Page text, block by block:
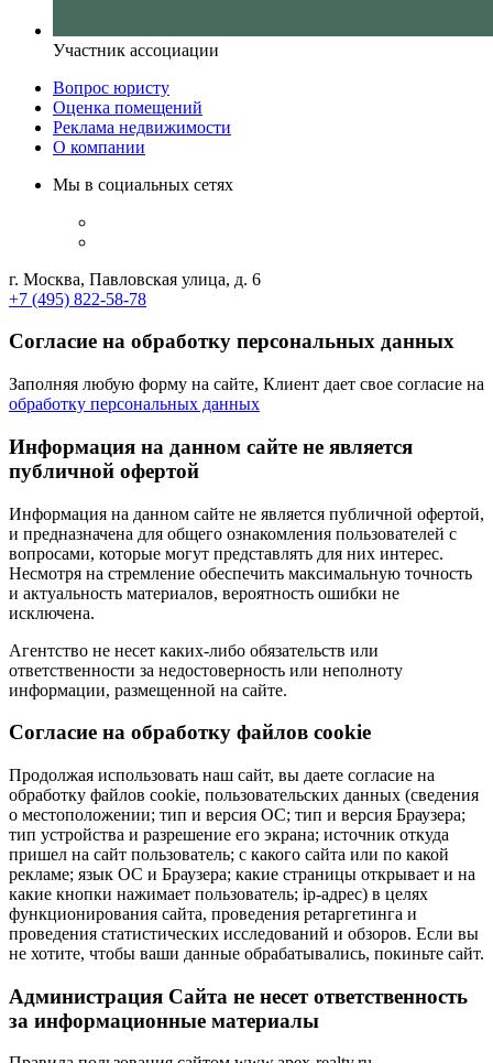
Участник ассоциации
Вопрос юристу
Оценка помещений
Реклама недвижимости
О компании
Мы в социальных сетях
г. Москва, Павловская улица, д. 6
+7 (495) 822-58-78
Согласие на обработку персональных данных
Заполняя любую форму на сайте, Клиент дает свое согласие на
обработку персональных данных
Информация на данном сайте не является
публичной офертой
Информация на данном сайте не является публичной офертой,
и предназначена для общего ознакомления пользователей с
вопросами, которые могут представлять для них интерес.
Несмотря на стремление обеспечить максимальную точность
и актуальность материалов, вероятность ошибки не
исключена.
Агентство не несет каких-либо обязательств или
ответственности за недостоверность или неполноту
информации, размещенной на сайте.
Cогласие на обработку файлов cookie
Продолжая использовать наш сайт, вы даете согласие на
обработку файлов cookie, пользовательских данных (сведения
о местоположении; тип и версия ОС; тип и версия Браузера;
тип устройства и разрешение его экрана; источник откуда
пришел на сайт пользователь; с какого сайта или по какой
рекламе; язык ОС и Браузера; какие страницы открывает и на
какие кнопки нажимает пользователь; ip-адрес) в целях
функционирования сайта, проведения ретаргетинга и
проведения статистических исследований и обзоров. Если вы
не хотите, чтобы ваши данные обрабатывались, покиньте сайт.
Администрация Сайта не несет ответственность
за информационные материалы